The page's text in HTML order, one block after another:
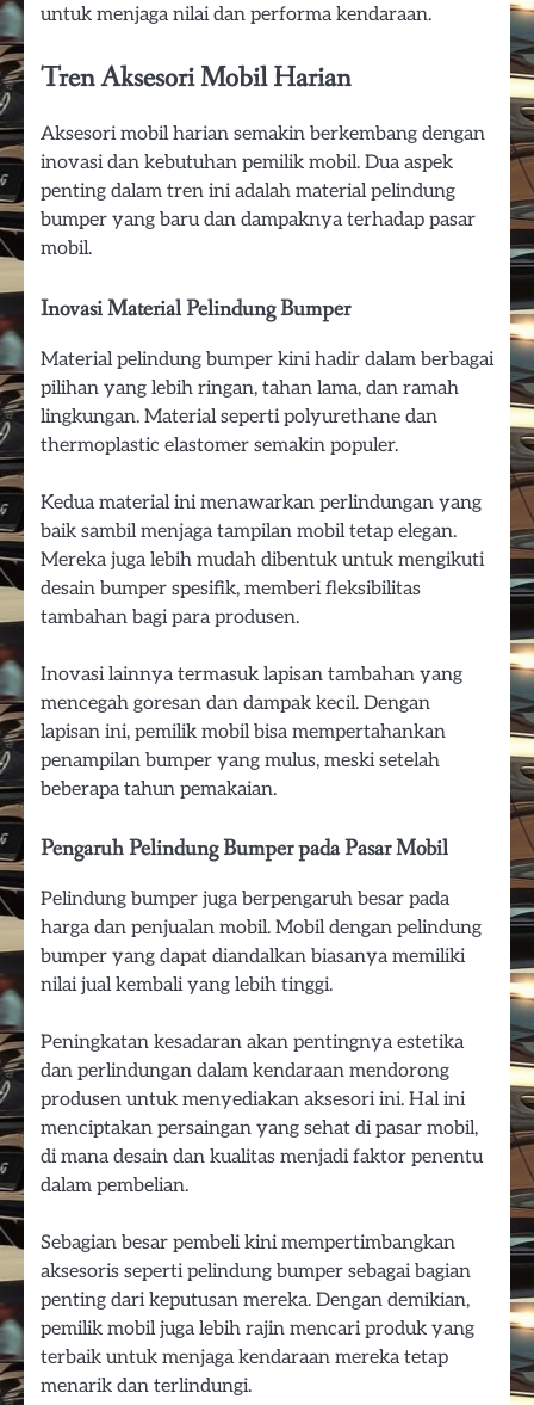
untuk menjaga nilai dan performa kendaraan.
Tren Aksesori Mobil Harian
Aksesori mobil harian semakin berkembang dengan
inovasi dan kebutuhan pemilik mobil. Dua aspek
penting dalam tren ini adalah material pelindung
bumper yang baru dan dampaknya terhadap pasar
mobil.
Inovasi Material Pelindung Bumper
Material pelindung bumper kini hadir dalam berbagai
pilihan yang lebih ringan, tahan lama, dan ramah
lingkungan. Material seperti polyurethane dan
thermoplastic elastomer semakin populer.
Kedua material ini menawarkan perlindungan yang
baik sambil menjaga tampilan mobil tetap elegan.
Mereka juga lebih mudah dibentuk untuk mengikuti
desain bumper spesifik, memberi fleksibilitas
tambahan bagi para produsen.
Inovasi lainnya termasuk lapisan tambahan yang
mencegah goresan dan dampak kecil. Dengan
lapisan ini, pemilik mobil bisa mempertahankan
penampilan bumper yang mulus, meski setelah
beberapa tahun pemakaian.
Pengaruh Pelindung Bumper pada Pasar Mobil
Pelindung bumper juga berpengaruh besar pada
harga dan penjualan mobil. Mobil dengan pelindung
bumper yang dapat diandalkan biasanya memiliki
nilai jual kembali yang lebih tinggi.
Peningkatan kesadaran akan pentingnya estetika
dan perlindungan dalam kendaraan mendorong
produsen untuk menyediakan aksesori ini. Hal ini
menciptakan persaingan yang sehat di pasar mobil,
di mana desain dan kualitas menjadi faktor penentu
dalam pembelian.
Sebagian besar pembeli kini mempertimbangkan
aksesoris seperti pelindung bumper sebagai bagian
penting dari keputusan mereka. Dengan demikian,
pemilik mobil juga lebih rajin mencari produk yang
terbaik untuk menjaga kendaraan mereka tetap
menarik dan terlindungi.